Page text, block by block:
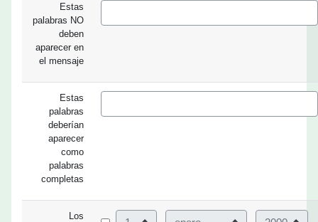
Estas
palabras NO
deben
aparecer en
el mensaje
Estas
palabras
deberían
aparecer
como
palabras
completas
Los
Día Año